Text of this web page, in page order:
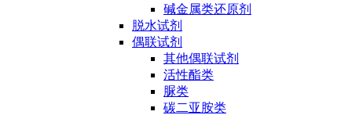
碱金属类还原剂
脱水试剂
偶联试剂
其他偶联试剂
活性酯类
脲类
碳二亚胺类